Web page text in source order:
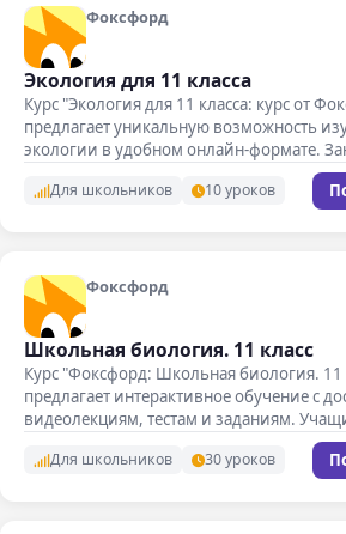
Фоксфорд
Экология для 11 класса
Курс "Экология для 11 класса: курс от
предлагает уникальную возможность
экологии в удобном онлайн-формате.
Для школьников 10 уроков
Фоксфорд
Школьная биология. 11 класс
Курс "Фоксфорд: Школьная биология. 11
предлагает интерактивное обучение с
видеолекциям, тестам и заданиям.
Для школьников 30 уроков